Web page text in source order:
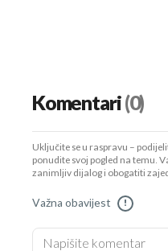
Komentari(0)
Uključite se u raspravu –
ponudite svoj pogled na temu.
zanimljiv dijalog i obogatiti
Važna obavijest !